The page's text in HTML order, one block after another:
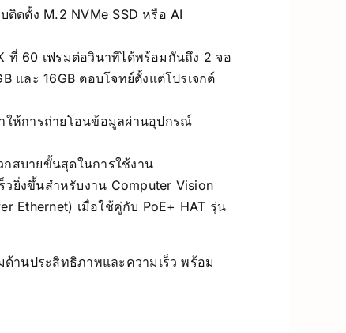
ดตั้ง M.2 NVMe SSD หรือ AI
ที่ 60 เฟรมต่อวินาทีได้พร้อมกันถึง 2 จอ
และ 16GB ตอบโจทย์ตั้งแต่โปรเจกต์
ให้การถ่ายโอนข้อมูลผ่านอุปกรณ์
กสบายขั้นสุดในการใช้งาน
ยิ่งขึ้นสำหรับงาน Computer Vision
Ethernet) เมื่อใช้คู่กับ PoE+ HAT รุ่น
านประสิทธิภาพและความเร็ว พร้อม